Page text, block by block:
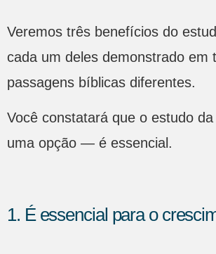
Veremos três benefícios do
cada um deles demonstrado em
passagens bíblicas diferentes.
Você constatará que o estudo
uma opção ­­­­— é essencial.
1. É essencial para o